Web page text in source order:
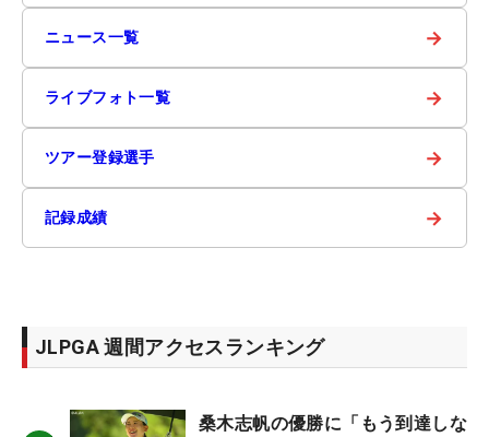
ニュース一覧 →
ライブフォト一覧 →
ツアー登録選手 →
記録成績 →
JLPGA 週間アクセスランキング
桑木志帆の優勝に「もう到達しな